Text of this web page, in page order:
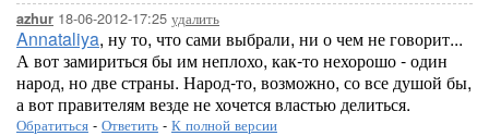
azhur 18-06-2012-17:25 удалить
Annataliya, ну то, что сами выбрали, ни о чем не говорит...
А вот замириться бы им неплохо, как-то нехорошо - один
народ, но две страны. Народ-то, возможно, со все душой бы,
а вот правителям везде не хочется властью делиться.
Обратиться - Ответить - К полной версии